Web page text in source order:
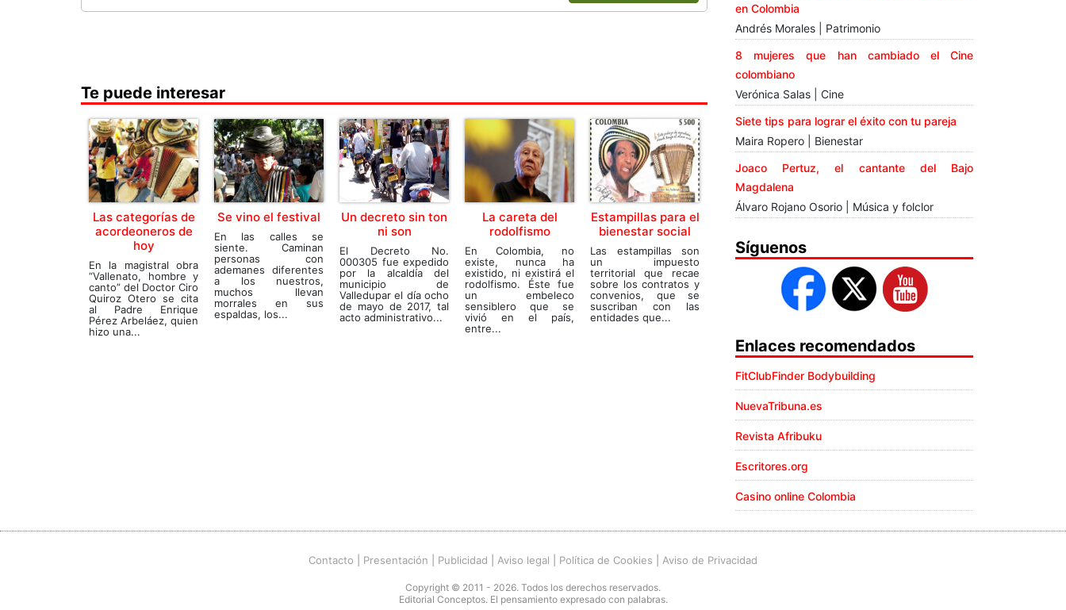
Te puede interesar
Las categorías de
acordeoneros de
hoy
En la magistral obra
“Vallenato, hombre y
canto” del Doctor Ciro
Quiroz Otero se cita
al Padre Enrique
Pérez Arbeláez, quien
hizo una...
Se vino el festival
En las calles se
siente. Caminan
personas con
ademanes diferentes
a los nuestros,
muchos llevan
morrales en sus
espaldas, los...
Un decreto sin ton
ni son
El Decreto No.
000305 fue expedido
por la alcaldía del
municipio de
Valledupar el día ocho
de mayo de 2017, tal
acto administrativo...
La careta del
rodolfismo
En Colombia, no
existe, nunca ha
existido, ni existirá el
rodolfismo. Éste fue
un embeleco
sensiblero que se
vivió en el país,
entre...
Estampillas para el
bienestar social
Las estampillas son
un impuesto
territorial que recae
sobre los contratos y
convenios, que se
suscriban con las
entidades que...
en Colombia
Andrés Morales | Patrimonio
8 mujeres que han cambiado el Cine
colombiano
Verónica Salas | Cine
Siete tips para lograr el éxito con tu pareja
Maira Ropero | Bienestar
Joaco Pertuz, el cantante del Bajo
Magdalena
Álvaro Rojano Osorio | Música y folclor
Síguenos
Enlaces recomendados
FitClubFinder Bodybuilding
NuevaTribuna.es
Revista Afribuku
Escritores.org
Casino online Colombia
Contacto Presentación Publicidad Aviso legal Política de Cookies Aviso de Privacidad
Copyright © 2011 - 2026. Todos los derechos reservados.
Editorial Conceptos. El pensamiento expresado con palabras.